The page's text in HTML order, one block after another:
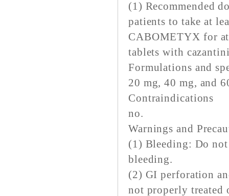
(1) Recommended
patients to take at
CABOMETYX for
tablets with
Formulations and
20 mg, 40 mg, and
Contraindications
no.
Warnings and
(1) Bleeding: Do
bleeding.
(2) GI perforation
not properly treated